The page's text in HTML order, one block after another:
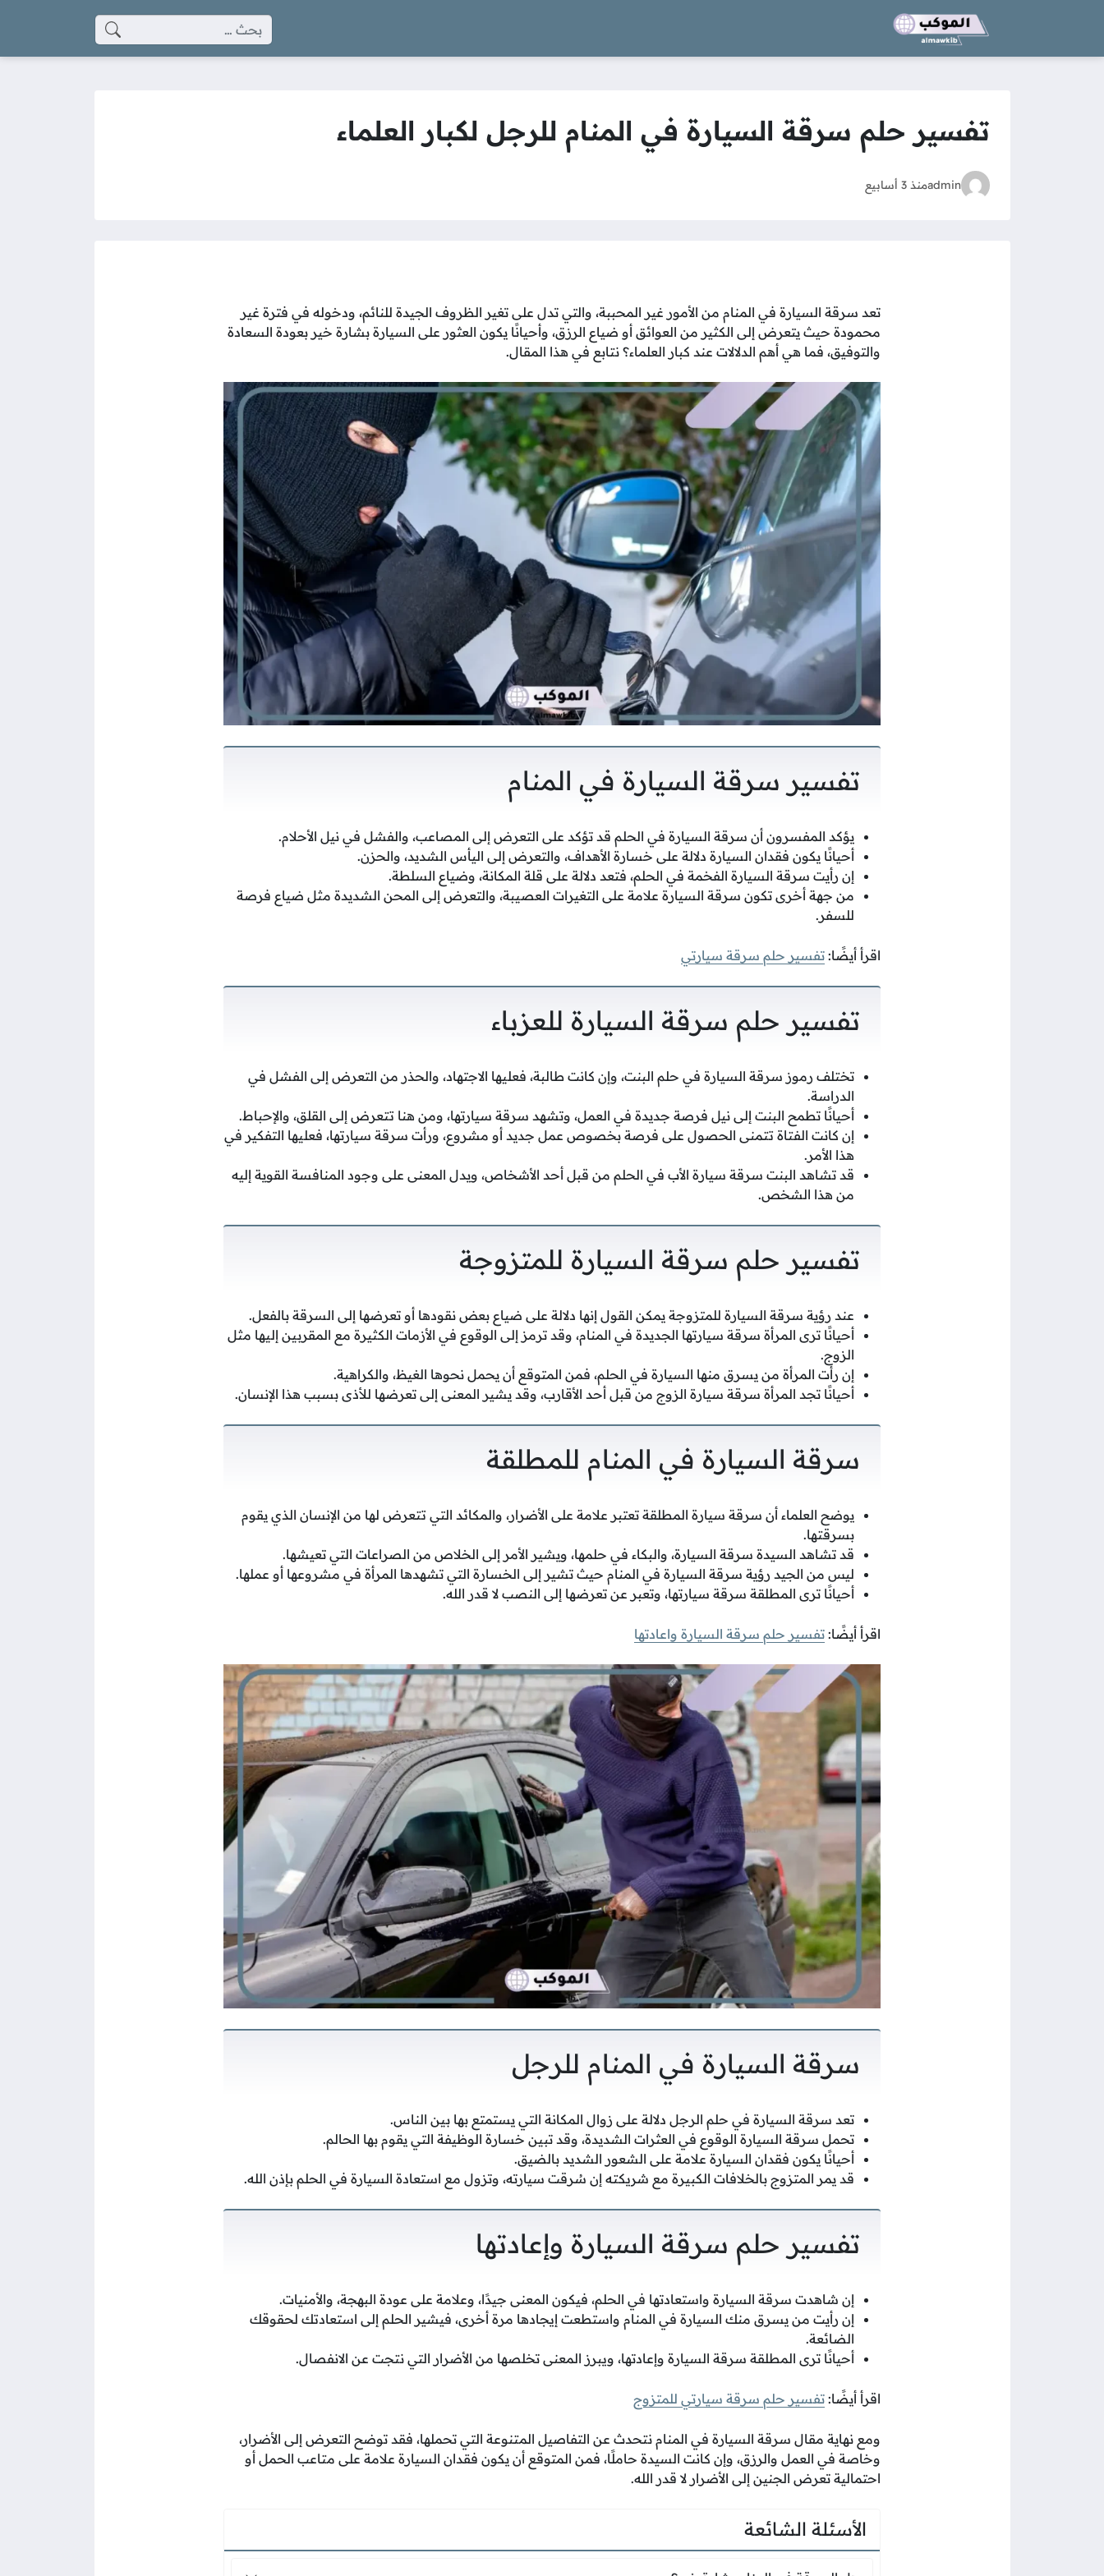
البحث عن:
تفسير حلم سرقة السيارة في المنام للرجل لكبار العلماء
adminمنذ 3 أسابيع
تعد سرقة السيارة في المنام من الأمور غير المحببة، والتي تدل على تغير الظروف الجيدة للنائم، ودخوله في فترة غير
محمودة حيث يتعرض إلى الكثير من العوائق أو ضياع الرزق، وأحيانًا يكون العثور على السيارة بشارة خير بعودة السعادة
والتوفيق، فما هي أهم الدلالات عند كبار العلماء؟ نتابع في هذا المقال.
تفسير سرقة السيارة في المنام
يؤكد المفسرون أن سرقة السيارة في الحلم قد تؤكد على التعرض إلى المصاعب، والفشل في نيل الأحلام.
أحيانًا يكون فقدان السيارة دلالة على خسارة الأهداف، والتعرض إلى اليأس الشديد، والحزن.
إن رأيت سرقة السيارة الفخمة في الحلم، فتعد دلالة على قلة المكانة، وضياع السلطة.
من جهة أخرى تكون سرقة السيارة علامة على التغيرات العصيبة، والتعرض إلى المحن الشديدة مثل ضياع فرصة
للسفر.
اقرأ أيضًا: تفسير حلم سرقة سيارتي
تفسير حلم سرقة السيارة للعزباء
تختلف رموز سرقة السيارة في حلم البنت، وإن كانت طالبة، فعليها الاجتهاد، والحذر من التعرض إلى الفشل في
الدراسة.
أحيانًا تطمح البنت إلى نيل فرصة جديدة في العمل، وتشهد سرقة سيارتها، ومن هنا تتعرض إلى القلق، والإحباط.
إن كانت الفتاة تتمنى الحصول على فرصة بخصوص عمل جديد أو مشروع، ورأت سرقة سيارتها، فعليها التفكير في
هذا الأمر.
قد تشاهد البنت سرقة سيارة الأب في الحلم من قبل أحد الأشخاص، ويدل المعنى على وجود المنافسة القوية إليه
من هذا الشخص.
تفسير حلم سرقة السيارة للمتزوجة
عند رؤية سرقة السيارة للمتزوجة يمكن القول إنها دلالة على ضياع بعض نقودها أو تعرضها إلى السرقة بالفعل.
أحيانًا ترى المرأة سرقة سيارتها الجديدة في المنام، وقد ترمز إلى الوقوع في الأزمات الكثيرة مع المقربين إليها مثل
الزوج.
إن رأت المرأة من يسرق منها السيارة في الحلم، فمن المتوقع أن يحمل نحوها الغيظ، والكراهية.
أحيانًا تجد المرأة سرقة سيارة الزوج من قبل أحد الأقارب، وقد يشير المعنى إلى تعرضها للأذى بسبب هذا الإنسان.
سرقة السيارة في المنام للمطلقة
يوضح العلماء أن سرقة سيارة المطلقة تعتبر علامة على الأضرار، والمكائد التي تتعرض لها من الإنسان الذي يقوم
بسرقتها.
قد تشاهد السيدة سرقة السيارة، والبكاء في حلمها، ويشير الأمر إلى الخلاص من الصراعات التي تعيشها.
ليس من الجيد رؤية سرقة السيارة في المنام حيث تشير إلى الخسارة التي تشهدها المرأة في مشروعها أو عملها.
أحيانًا ترى المطلقة سرقة سيارتها، وتعبر عن تعرضها إلى النصب لا قدر الله.
اقرأ أيضًا: تفسير حلم سرقة السيارة واعادتها
سرقة السيارة في المنام للرجل
تعد سرقة السيارة في حلم الرجل دلالة على زوال المكانة التي يستمتع بها بين الناس.
تحمل سرقة السيارة الوقوع في العثرات الشديدة، وقد تبين خسارة الوظيفة التي يقوم بها الحالم.
أحيانًا يكون فقدان السيارة علامة على الشعور الشديد بالضيق.
قد يمر المتزوج بالخلافات الكبيرة مع شريكته إن سُرقت سيارته، وتزول مع استعادة السيارة في الحلم بإذن الله.
تفسير حلم سرقة السيارة وإعادتها
إن شاهدت سرقة السيارة واستعادتها في الحلم، فيكون المعنى جيدًا، وعلامة على عودة البهجة، والأمنيات.
إن رأيت من يسرق منك السيارة في المنام واستطعت إيجادها مرة أخرى، فيشير الحلم إلى استعادتك لحقوقك
الضائعة.
أحيانًا ترى المطلقة سرقة السيارة وإعادتها، ويبرز المعنى تخلصها من الأضرار التي نتجت عن الانفصال.
اقرأ أيضًا: تفسير حلم سرقة سيارتي للمتزوج
ومع نهاية مقال سرقة السيارة في المنام نتحدث عن التفاصيل المتنوعة التي تحملها، فقد توضح التعرض إلى الأضرار،
وخاصة في العمل والرزق، وإن كانت السيدة حاملًا، فمن المتوقع أن يكون فقدان السيارة علامة على متاعب الحمل أو
احتمالية تعرض الجنين إلى الأضرار لا قدر الله.
الأسئلة الشائعة